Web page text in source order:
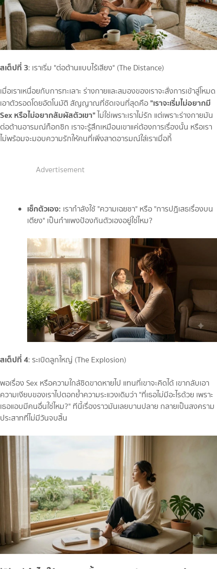
สเต็ปที่ 3: เราเริ่ม "ต่อต้านแบบไร้เสียง" (The Distance)
เมื่อเราเหนื่อยกับการทะเลาะ ร่างกายและสมองของเราจะสั่งการเข้าสู่โหมด
เอาตัวรอดโดยอัตโนมัติ สัญญาณที่ชัดเจนที่สุดคือ"เราจะเริ่มไม่อยากมี
Sex หรือไม่อยากสัมผัสตัวเขา" ไม่ใช่เพราะเราไม่รัก แต่เพราะร่างกายมัน
ต่อต้านอารมณ์ท็อกซิก เราจะรู้สึกเหมือนเขาแค่ต้องการเรื่องนั้น หรือเรา
ไม่พร้อมจะมอบความรักให้คนที่เพิ่งสาดอารมณ์ใส่เราเมื่อกี้
Advertisement
เช็กตัวเอง: เรากำลังใช้ "ความเฉยชา" หรือ "การปฏิเสธเรื่องบน
เตียง" เป็นกำแพงป้องกันตัวเองอยู่ใช่ไหม?
สเต็ปที่ 4: ระเบิดลูกใหญ่ (The Explosion)
พอเรื่อง Sex หรือความใกล้ชิดขาดหายไป แทนที่เขาจะคิดได้ เขากลับเอา
ความเงียบของเราไปตอกย้ำความระแวงเดิมว่า "ที่เธอไม่มีอะไรด้วย เพราะ
เธอแอบมีคนอื่นใช่ไหม?" ทีนี้เรื่องราวมันเลยบานปลาย กลายเป็นสงคราม
ประสาทที่ไม่มีวันจบสิ้น